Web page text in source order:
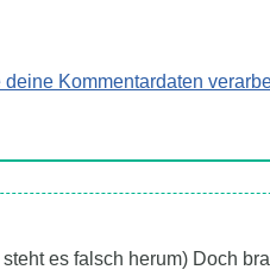
deine Kommentardaten
es falsch herum) Doch